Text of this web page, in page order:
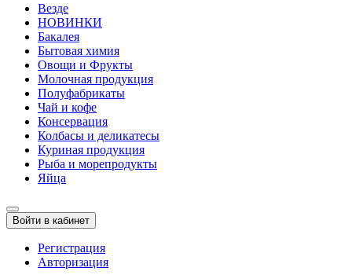
Везде
НОВИНКИ
Бакалея
Бытовая химия
Овощи и Фрукты
Молочная продукция
Полуфабрикаты
Чай и кофе
Консервация
Колбасы и деликатесы
Куриная продукция
Рыба и морепродукты
Яйца
Войти в кабинет
Регистрация
Авторизация